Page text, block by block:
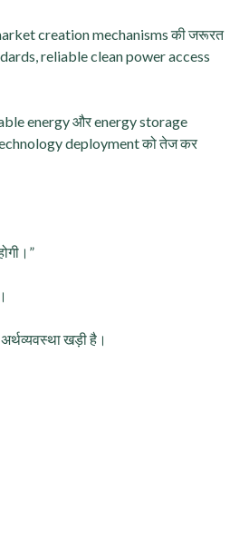
creation mechanisms की जरूरत
reliable clean power access
energy और energy storage
deployment को तेज कर
खड़ी है।